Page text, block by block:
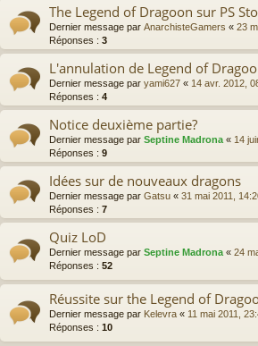
The Legend of Dragoon sur PS
Dernier message par AnarchisteGamers « 23
Réponses : 3
L'annulation de Legend of
Dernier message par yami627 « 14 avr. 2012,
Réponses : 4
Notice deuxième partie?
Dernier message par Septine Madrona « 14
Réponses : 9
Idées sur de nouveaux dragons
Dernier message par Gatsu « 31 mai 2011,
Réponses : 7
Quiz LoD
Dernier message par Septine Madrona « 24
Réponses : 52
Réussite sur the Legend of
Dernier message par Kelevra « 11 mai 2011,
Réponses : 10